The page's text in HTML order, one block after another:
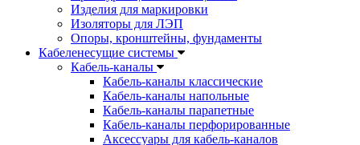
Изделия для маркировки
Изоляторы для ЛЭП
Опоры, кронштейны, фундаменты
Кабеленесущие системы
Кабель-каналы
Кабель-каналы классические
Кабель-каналы напольные
Кабель-каналы парапетные
Кабель-каналы перфорированные
Аксессуары для кабель-каналов